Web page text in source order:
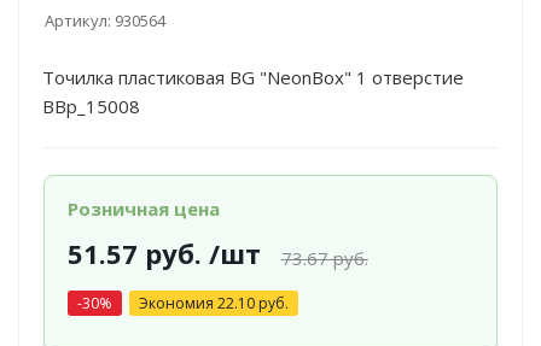
Артикул: 930564
Точилка пластиковая BG "NeonBox" 1 отверстие
BBp_15008
Розничная цена
51.57 руб. /шт 73.67руб.
-30% Экономия 22.10руб.